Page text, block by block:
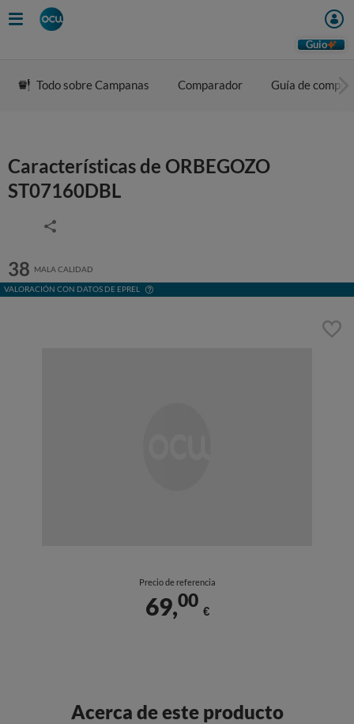
Guio
Todo sobre Campanas Comparador Guía de compra
Características de ORBEGOZO
ST07160DBL
38 MALA CALIDAD
VALORACIÓN CON DATOS DE EPREL
Precio de referencia
69,00
€
Acerca de este producto